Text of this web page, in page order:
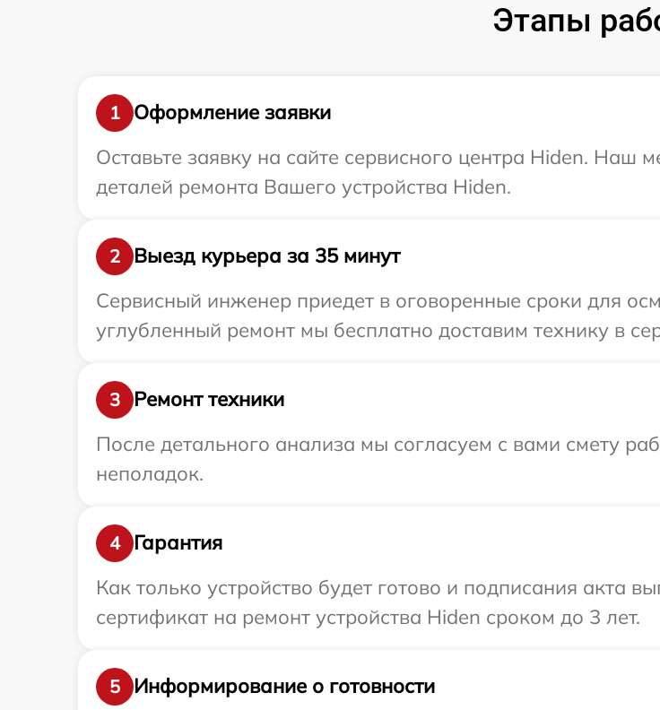
Этапы
1
Оформление заявки
Оставьте заявку на сайте сервисного центра Hiden. Наш
деталей ремонта Вашего устройства Hiden.
2
Выезд курьера за 35 минут
Сервисный инженер приедет в оговоренные сроки для
углубленный ремонт мы бесплатно доставим технику в
3
Ремонт техники
После детального анализа мы согласуем с вами смету
неполадок.
4
Гарантия
Как только устройство будет готово и подписания акта
сертификат на ремонт устройства Hiden сроком до 3 лет.
5
Информирование о готовности